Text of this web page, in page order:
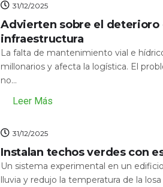
31/12/2025
Advierten sobre el deterioro
infraestructura
La falta de mantenimiento vial e
millonarios y afecta la logística. El
no...
Leer Más
31/12/2025
Instalan techos verdes con
Un sistema experimental en un
lluvia y redujo la temperatura de la losa